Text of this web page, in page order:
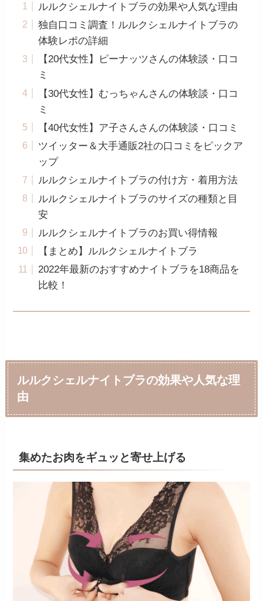
ルルクシェルナイトブラの効果や人気な理由
独自口コミ調査！ルルクシェルナイトブラの
体験レポの詳細
【20代女性】ピーナッツさんの体験談・口コ
ミ
【30代女性】むっちゃんさんの体験談・口コ
ミ
【40代女性】ア子さんさんの体験談・口コミ
ツイッター＆大手通販2社の口コミをピックア
ップ
ルルクシェルナイトブラの付け方・着用方法
ルルクシェルナイトブラのサイズの種類と目
安
ルルクシェルナイトブラのお買い得情報
【まとめ】ルルクシェルナイトブラ
2022年最新のおすすめナイトブラを18商品を
比較！
ルルクシェルナイトブラの効果や人気な理
由
集めたお肉をギュッと寄せ上げる